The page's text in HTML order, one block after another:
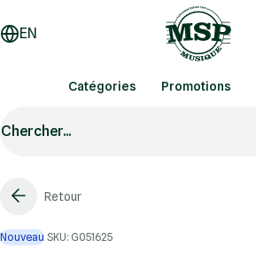
EN
Catégories Promotions
Chercher...
Retour
Nouveau SKU: G051625